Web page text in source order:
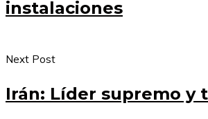
instalaciones
Next Post
Irán: Líder supremo y